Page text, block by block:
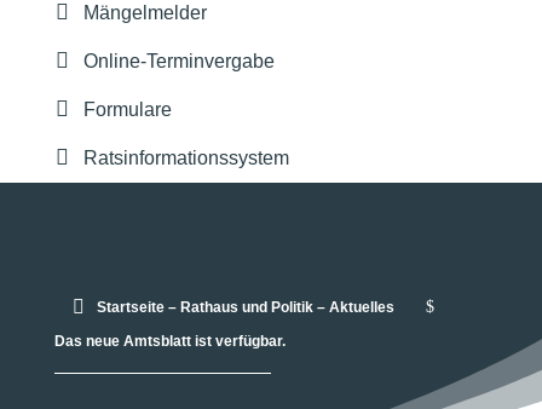
Mängelmelder
Online-Terminvergabe
Formulare
Ratsinformationssystem
Startseite – Rathaus und Politik – Aktuelles $
Das neue Amtsblatt ist verfügbar.